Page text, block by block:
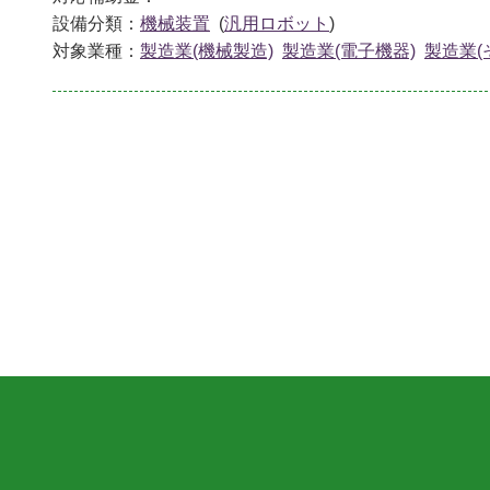
設備分類： 機械装置 (汎用ロボット )
対象業種： 製造業(機械製造) 製造業(電子機器) 製造業(